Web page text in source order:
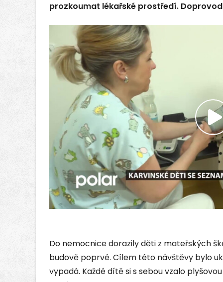
prozkoumat lékařské prostředí.
Do nemocnice dorazily děti z mateřských
budově poprvé. Cílem této návštěvy bylo
vypadá. Každé dítě si s sebou vzalo